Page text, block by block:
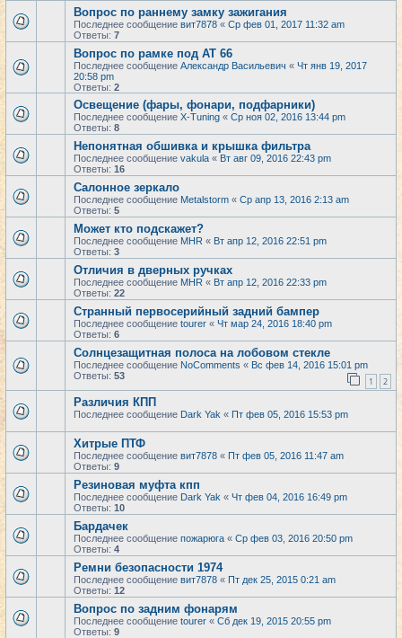
Вопрос по раннему замку зажигания
Последнее сообщение вит7878 « Ср фев 01, 2017 11:32 am
Ответы: 7
Вопрос по рамке под АТ 66
Последнее сообщение Александр Васильевич « Чт янв 19, 2017
20:58 pm
Ответы: 2
Освещение (фары, фонари, подфарники)
Последнее сообщение X-Tuning « Ср ноя 02, 2016 13:44 pm
Ответы: 8
Непонятная обшивка и крышка фильтра
Последнее сообщение vakula « Вт авг 09, 2016 22:43 pm
Ответы: 16
Салонное зеркало
Последнее сообщение Metalstorm « Ср апр 13, 2016 2:13 am
Ответы: 5
Может кто подскажет?
Последнее сообщение MHR « Вт апр 12, 2016 22:51 pm
Ответы: 3
Отличия в дверных ручках
Последнее сообщение MHR « Вт апр 12, 2016 22:33 pm
Ответы: 22
Странный первосерийный задний бампер
Последнее сообщение tourer « Чт мар 24, 2016 18:40 pm
Ответы: 6
Солнцезащитная полоса на лобовом стекле
Последнее сообщение NoComments « Вс фев 14, 2016 15:01 pm
Ответы: 53 1 2
Различия КПП
Последнее сообщение Dark Yak « Пт фев 05, 2016 15:53 pm
Хитрые ПТФ
Последнее сообщение вит7878 « Пт фев 05, 2016 11:47 am
Ответы: 9
Резиновая муфта кпп
Последнее сообщение Dark Yak « Чт фев 04, 2016 16:49 pm
Ответы: 10
Бардачек
Последнее сообщение пожарюга « Ср фев 03, 2016 20:50 pm
Ответы: 4
Ремни безопасности 1974
Последнее сообщение вит7878 « Пт дек 25, 2015 0:21 am
Ответы: 12
Вопрос по задним фонарям
Последнее сообщение tourer « Сб дек 19, 2015 20:55 pm
Ответы: 9